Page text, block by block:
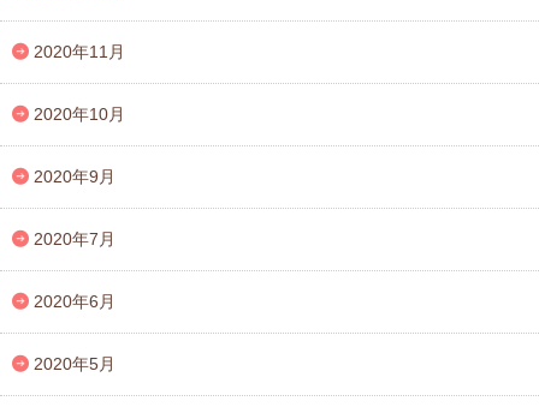
2020年11月
2020年10月
2020年9月
2020年7月
2020年6月
2020年5月